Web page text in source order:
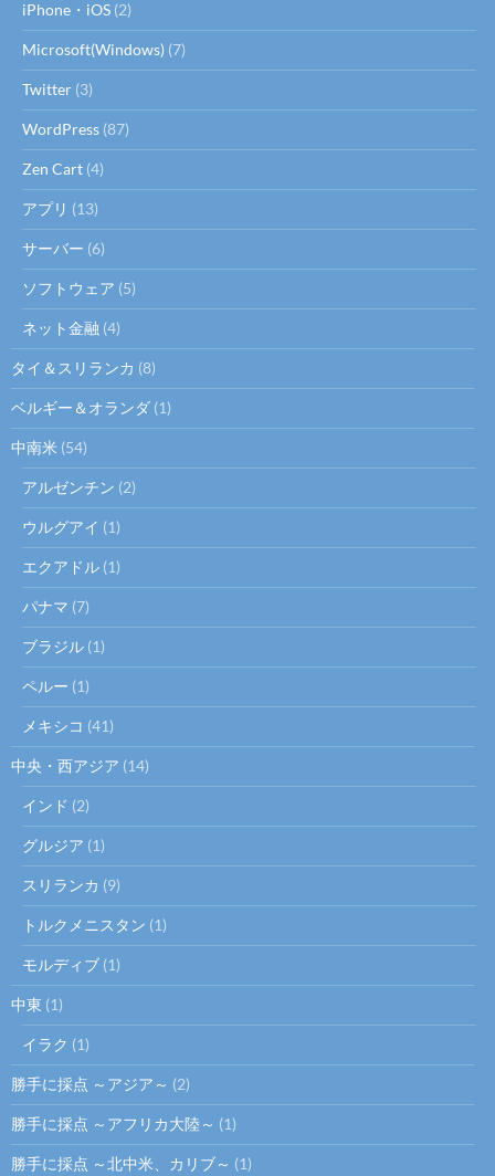
iPhone・iOS (2)
Microsoft(Windows) (7)
Twitter (3)
WordPress (87)
Zen Cart (4)
アプリ (13)
サーバー (6)
ソフトウェア (5)
ネット金融 (4)
タイ＆スリランカ (8)
ベルギー＆オランダ (1)
中南米 (54)
アルゼンチン (2)
ウルグアイ (1)
エクアドル (1)
パナマ (7)
ブラジル (1)
ペルー (1)
メキシコ (41)
中央・西アジア (14)
インド (2)
グルジア (1)
スリランカ (9)
トルクメニスタン (1)
モルディブ (1)
中東 (1)
イラク (1)
勝手に採点 ～アジア～ (2)
勝手に採点 ～アフリカ大陸～ (1)
勝手に採点 ～北中米、カリブ～ (1)